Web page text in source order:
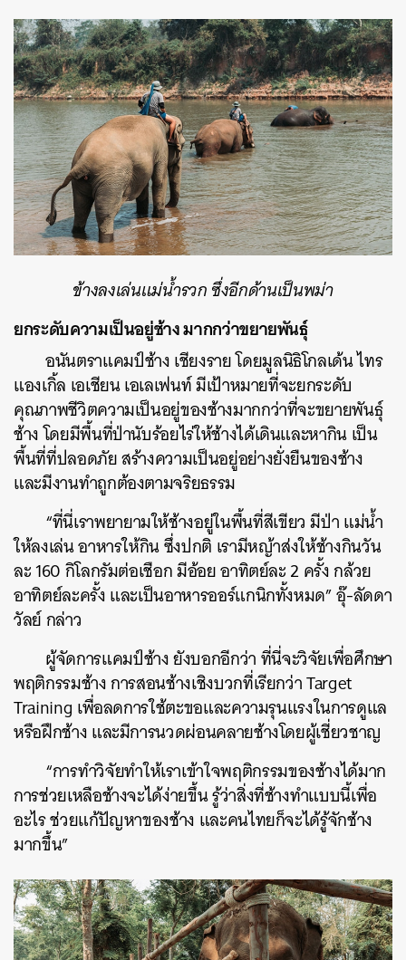
ข้างลงเล่นแม่น้ำรวก ซึ่งอีกด้านเป็นพม่า
ยกระดับความเป็นอยู่ช้าง มากกว่าขยายพันธุ์
อนันตราแคมป์ช้าง เชียงราย โดยมูลนิธิโกลเด้น ไทร
แองเกิ้ล เอเชียน เอเลเฟนท์ มีเป้าหมายที่จะยกระดับ
คุณภาพชีวิตความเป็นอยู่ของช้างมากกว่าที่จะขยายพันธุ์
ช้าง โดยมีพื้นที่ป่านับร้อยไร่ให้ช้างได้เดินและหากิน เป็น
พื้นที่ที่ปลอดภัย สร้างความเป็นอยู่อย่างยั่งยืนของช้าง
และมีงานทำถูกต้องตามจริยธรรม
“ที่นี่เราพยายามให้ช้างอยู่ในพื้นที่สีเขียว มีป่า แม่น้ำ
ให้ลงเล่น อาหารให้กิน ซึ่งปกติ เรามีหญ้าส่งให้ช้างกินวัน
ละ 160 กิโลกรัมต่อเชือก มีอ้อย อาทิตย์ละ 2 ครั้ง กล้วย
อาทิตย์ละครั้ง และเป็นอาหารออร์แกนิกทั้งหมด” อุ๊-ลัดดา
วัลย์ กล่าว
ผู้จัดการแคมป์ช้าง ยังบอกอีกว่า ที่นี่จะวิจัยเพื่อศึกษา
พฤติกรรมช้าง การสอนช้างเชิงบวกที่เรียกว่า Target
Training เพื่อลดการใช้ตะขอและความรุนแรงในการดูแล
หรือฝึกช้าง และมีการนวดผ่อนคลายช้างโดยผู้เชี่ยวชาญ
“การทำวิจัยทำให้เราเข้าใจพฤติกรรมของช้างได้มาก
การช่วยเหลือช้างจะได้ง่ายขึ้น รู้ว่าสิ่งที่ช้างทำแบบนี้เพื่อ
อะไร ช่วยแก้ปัญหาของช้าง และคนไทยก็จะได้รู้จักช้าง
มากขึ้น”